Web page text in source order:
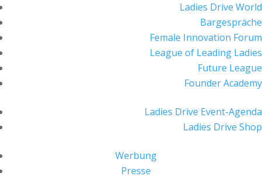
Ladies Drive World
Bargespräche
Female Innovation Forum
League of Leading Ladies
Future League
Founder Academy
Ladies Drive Event-Agenda
Ladies Drive Shop
Werbung
Presse